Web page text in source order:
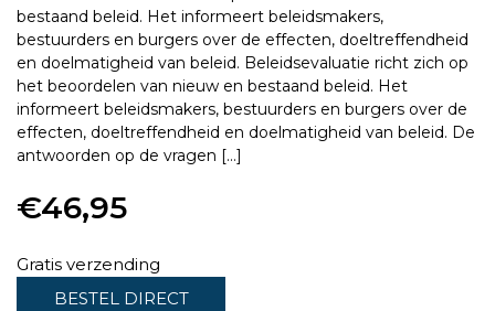
bestaand beleid. Het informeert beleidsmakers,
bestuurders en burgers over de effecten, doeltreffendheid
en doelmatigheid van beleid. Beleidsevaluatie richt zich op
het beoordelen van nieuw en bestaand beleid. Het
informeert beleidsmakers, bestuurders en burgers over de
effecten, doeltreffendheid en doelmatigheid van beleid. De
antwoorden op de vragen […]
€46,95
Gratis verzending
BESTEL DIRECT